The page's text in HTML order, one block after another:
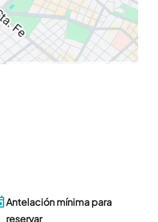
Antelación mínima para
reservar